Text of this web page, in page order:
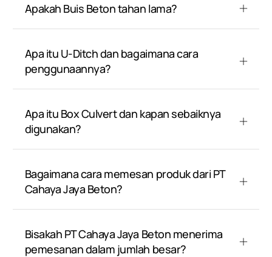
Apakah Buis Beton tahan lama?
Apa itu U-Ditch dan bagaimana cara
penggunaannya?
Apa itu Box Culvert dan kapan sebaiknya
digunakan?
Bagaimana cara memesan produk dari PT
Cahaya Jaya Beton?
Bisakah PT Cahaya Jaya Beton menerima
pemesanan dalam jumlah besar?